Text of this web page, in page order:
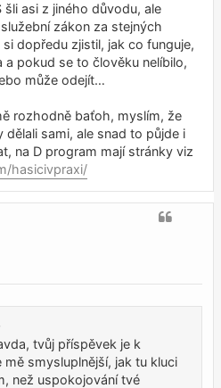
asi z jiného důvodu, ale
zákon za stejných
dopředu zjistil, jak co funguje,
a pokud se to člověku nelíbilo,
může odejít…
rozhodně baťoh, myslím, že
dělali sami, ale snad to půjde i
na D program mají stránky viz
hasicivpraxi/
tvůj příspěvek je k
mě smysluplnější, jak tu kluci
než uspokojování tvé